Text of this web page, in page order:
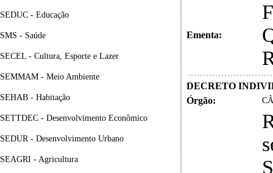
SEDUC - Educação
SMS - Saúde
SECEL - Cultura, Esporte e Lazer
SEMMAM - Meio Ambiente
SEHAB - Habitação
SETTDEC - Desenvolvimento Econômico
SEDUR - Desenvolvimento Urbano
SEAGRI - Agricultura
Ementa:
DECRETO
Órgão: